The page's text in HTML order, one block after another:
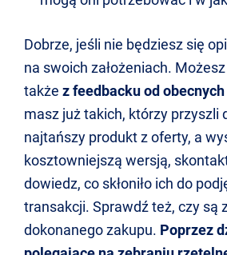
Dobrze, jeśli nie będziesz się
na swoich założeniach.
także z feedbacku od
masz już takich, którzy przyszli
najtańszy produkt z oferty, a
kosztowniejszą wersją,
dowiedz, co skłoniło ich do
transakcji. Sprawdź też, czy są
dokonanego zakupu. Poprzez